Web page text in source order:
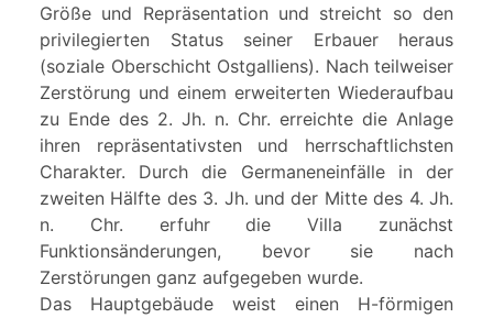
Größe und Repräsentation und streicht so den
privilegierten Status seiner Erbauer heraus
(soziale Oberschicht Ostgalliens). Nach teilweiser
Zerstörung und einem erweiterten Wiederaufbau
zu Ende des 2. Jh. n. Chr. erreichte die Anlage
ihren repräsentativsten und herrschaftlichsten
Charakter. Durch die Germaneneinfälle in der
zweiten Hälfte des 3. Jh. und der Mitte des 4. Jh.
n. Chr. erfuhr die Villa zunächst
Funktionsänderungen, bevor sie nach
Zerstörungen ganz aufgegeben wurde.
Das Hauptgebäude weist einen H-förmigen